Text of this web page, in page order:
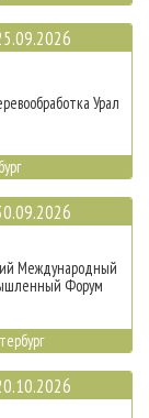
Урал
Международный
Форум